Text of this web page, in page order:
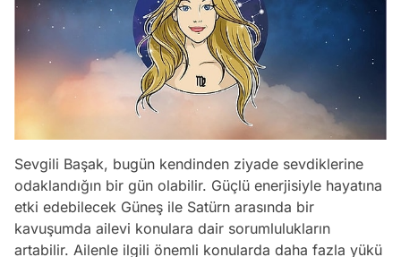
Sevgili Başak, bugün kendinden ziyade sevdiklerine
odaklandığın bir gün olabilir. Güçlü enerjisiyle hayatına
etki edebilecek Güneş ile Satürn arasında bir
kavuşumda ailevi konulara dair sorumlulukların
artabilir. Ailenle ilgili önemli konularda daha fazla yükü